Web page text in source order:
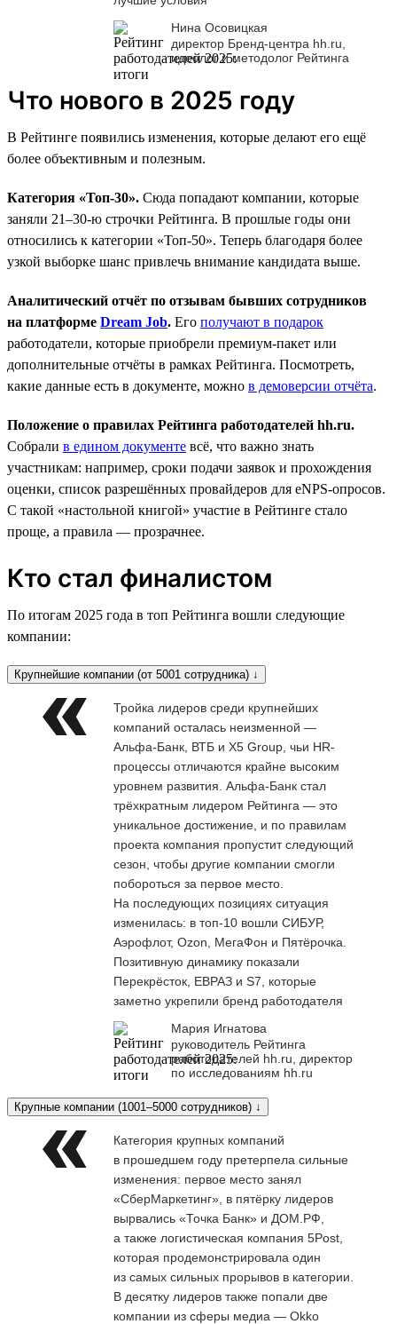
Нина Осовицкая
директор Бренд-центра hh.ru,
идеолог и методолог Рейтинга
Что нового в 2025 году
В Рейтинге появились изменения, которые делают его ещё
более объективным и полезным.
Категория «Топ-30». Сюда попадают компании, которые
заняли 21–30-ю строчки Рейтинга. В прошлые годы они
относились к категории «Топ-50». Теперь благодаря более
узкой выборке шанс привлечь внимание кандидата выше.
Аналитический отчёт по отзывам бывших сотрудников
на платформе Dream Job. Его получают в подарок
работодатели, которые приобрели премиум-пакет или
дополнительные отчёты в рамках Рейтинга. Посмотреть,
какие данные есть в документе, можно в демоверсии отчёта.
Положение о правилах Рейтинга работодателей hh.ru.
Собрали в едином документе всё, что важно знать
участникам: например, сроки подачи заявок и прохождения
оценки, список разрешённых провайдеров для eNPS-опросов.
С такой «настольной книгой» участие в Рейтинге стало
проще, а правила — прозрачнее.
Кто стал финалистом
По итогам 2025 года в топ Рейтинга вошли следующие
компании:
Крупнейшие компании (от 5001 сотрудника) ↓
Тройка лидеров среди крупнейших
компаний осталась неизменной —
Альфа-Банк, ВТБ и X5 Group, чьи HR-
процессы отличаются крайне высоким
уровнем развития. Альфа-Банк стал
трёхкратным лидером Рейтинга — это
уникальное достижение, и по правилам
проекта компания пропустит следующий
сезон, чтобы другие компании смогли
побороться за первое место.
На последующих позициях ситуация
изменилась: в топ-10 вошли СИБУР,
Аэрофлот, Ozon, МегаФон и Пятёрочка.
Позитивную динамику показали
Перекрёсток, ЕВРАЗ и S7, которые
заметно укрепили бренд работодателя
Мария Игнатова
руководитель Рейтинга
работодателей hh.ru, директор
по исследованиям hh.ru
Крупные компании (1001–5000 сотрудников) ↓
Категория крупных компаний
в прошедшем году претерпела сильные
изменения: первое место занял
«СберМаркетинг», в пятёрку лидеров
вырвались «Точка Банк» и ДОМ.РФ,
а также логистическая компания 5Post,
которая продемонстрировала один
из самых сильных прорывов в категории.
В десятку лидеров также попали две
компании из сферы медиа — Okko